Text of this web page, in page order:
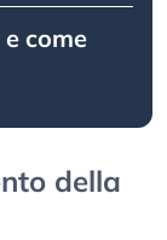
e come
della